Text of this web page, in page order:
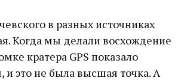
в разных источниках
Когда мы делали восхождение
кратера GPS показало
и это не была высшая точка. А